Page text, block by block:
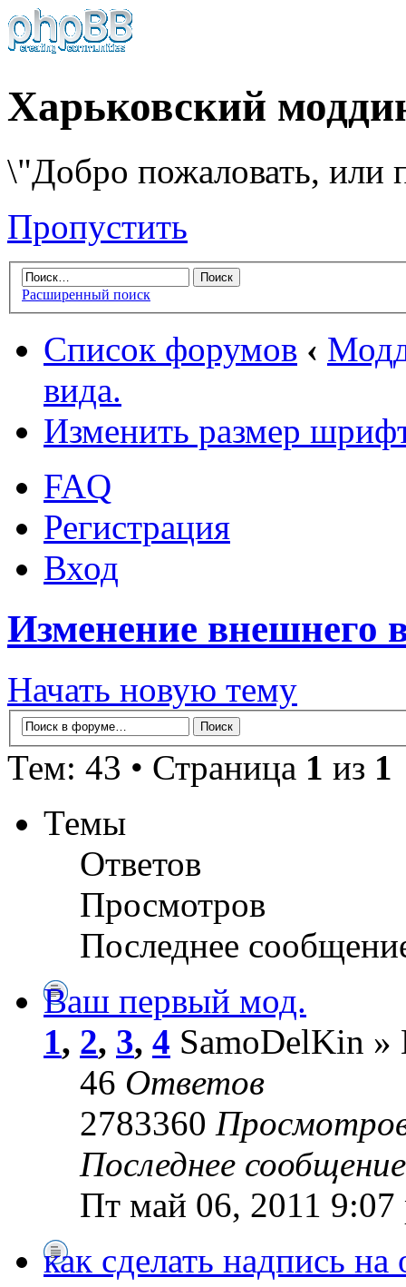
Харьковский
\"Добро пожаловать, или
Пропустить
Расширенный поиск
Список форумов ‹
вида.
Изменить размер
FAQ
Регистрация
Вход
Изменение внешнего
Начать новую тему
Тем: 43 • Страница 1 из 1
Темы
Ответов
Просмотров
Последнее
Ваш первый мод.
1, 2, 3, 4 SamoDelKin »
46 Ответов
2783360
Последнее
Пт май 06, 2011 9:07
как сделать надпись на